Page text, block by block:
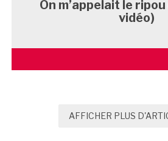
On m’appelait le
vidéo)
AFFICHER PLUS